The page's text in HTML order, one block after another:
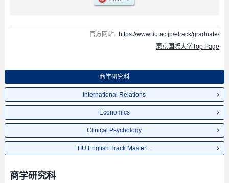
官方网站: https://www.tiu.ac.jp/etrack/graduate/
東京国際大学Top Page
商学研究科
International Relations
Economics
Clinical Psychology
TIU English Track Master'...
商学研究科